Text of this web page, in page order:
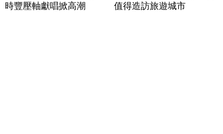
時豐壓軸獻唱掀高潮
值得造訪旅遊城市